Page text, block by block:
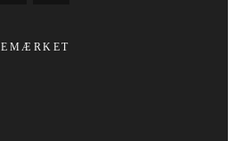
EMÆRKET